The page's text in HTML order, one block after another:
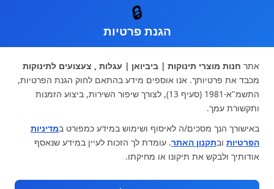
עגלות וטיולונים
כיסא בטיחות ואביזרים
ריהוט לתינוקות
מצעים למיטת תינוק וטקסטיל
צעצועי ילדים
על גלגלים
הנקה והאכלה
מוצרי אמבטיה
מוזמנים לבקר אותנו:
🔒
הגנת פרטיות
אתר חנות מוצרי תינוקות | ביביואן | עגלות , צעצועים לתינוקות
מכבד את פרטיותך. אנו אוספים מידע בהתאם לחוק הגנת הפרטיות,
התשמ"א-1981 (סעיף 13), לצורך שיפור השירות, ביצוע הזמנות
ותקשורת עמך.
באישורך הנך מסכים/ה לאיסוף ושימוש במידע כמפורט במדיניות
הפרטיות ובתקנון האתר. עומדת לך הזכות לעיין במידע שנאסף
אודותיך ולבקש את תיקונו או מחיקתו.